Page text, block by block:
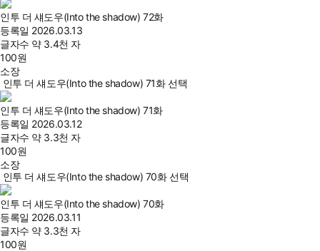
인투 더 섀도우(Into the shadow) 72화
등록일 2026.03.13
글자수 약 3.4천 자
100원
소장
인투 더 섀도우(Into the shadow) 71화 선택
인투 더 섀도우(Into the shadow) 71화
등록일 2026.03.12
글자수 약 3.3천 자
100원
소장
인투 더 섀도우(Into the shadow) 70화 선택
인투 더 섀도우(Into the shadow) 70화
등록일 2026.03.11
글자수 약 3.3천 자
100원